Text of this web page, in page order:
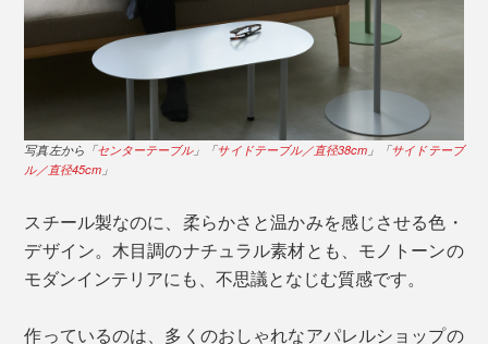
写真左から「センターテーブル」「サイドテーブル／直径38cm 」「サイドテーブ
ル／直径45cm 」
スチール製なのに、柔らかさと温かみを感じさせる色・
デザイン。木目調のナチュラル素材とも、モノトーンの
モダンインテリアにも、不思議となじむ質感です。
作っているのは、多くのおしゃれなアパレルショップの